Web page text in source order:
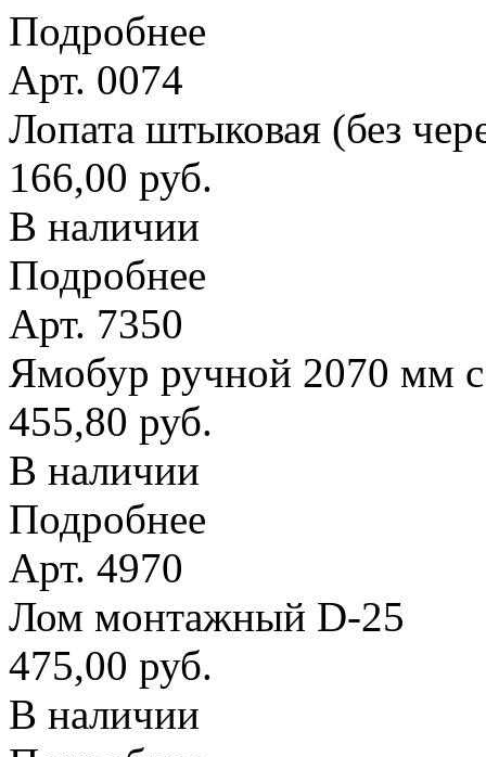
Подробнее
Арт. 0074
Лопата штыковая (без
166,00 руб.
В наличии
Подробнее
Арт. 7350
Ямобур ручной 2070 мм
455,80 руб.
В наличии
Подробнее
Арт. 4970
Лом монтажный D-25
475,00 руб.
В наличии